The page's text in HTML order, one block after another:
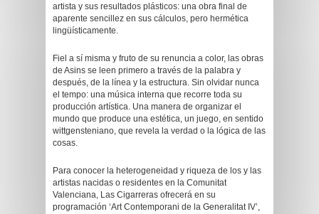
artista y sus resultados plásticos: una obra final de
aparente sencillez en sus cálculos, pero hermética
lingüísticamente.
Fiel a sí misma y fruto de su renuncia a color, las obras
de Asins se leen primero a través de la palabra y
después, de la línea y la estructura. Sin olvidar nunca
el tempo: una música interna que recorre toda su
producción artística. Una manera de organizar el
mundo que produce una estética, un juego, en sentido
wittgensteniano, que revela la verdad o la lógica de las
cosas.
Para conocer la heterogeneidad y riqueza de los y las
artistas nacidas o residentes en la Comunitat
Valenciana, Las Cigarreras ofrecerá en su
programación ‘Art Contemporani de la Generalitat IV’,